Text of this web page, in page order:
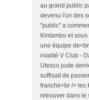
au grand public
devenu l'un des
"public" a
Kintambo et
une équipe
rivalité V Club -
Utexco juste
suffisait de
franchir<br /> les
retrouver dans le